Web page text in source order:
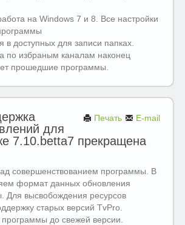
на Windows 7 и 8. Все настройки
в доступных для записи папках.
по избраным каналам наконец
прошедшие программы.
E-mail
Печать
для
7.10.betta7 прекращена
совершенствованием программы. В
формат данных обновления
Для высвобождения ресурсов
старых версий TvPro.
до свежей версии.